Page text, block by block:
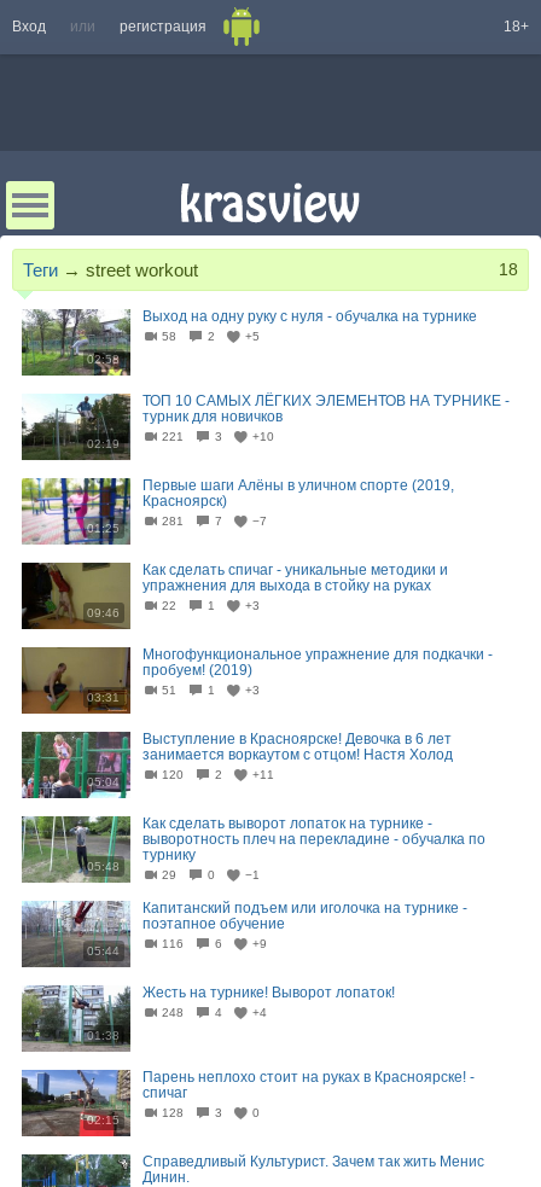
Вход или регистрация 18+
Теги → street workout 18
02:58
Выход на одну руку с нуля - обучалка на турнике
58 2 +5
02:19
ТОП 10 САМЫХ ЛЁГКИХ ЭЛЕМЕНТОВ НА ТУРНИКЕ -
турник для новичков
221 3 +10
01:25
Первые шаги Алёны в уличном спорте (2019,
Красноярск)
281 7 −7
09:46
Как сделать спичаг - уникальные методики и
упражнения для выхода в стойку на руках
22 1 +3
03:31
Многофункциональное упражнение для подкачки -
пробуем! (2019)
51 1 +3
05:04
Выступление в Красноярске! Девочка в 6 лет
занимается воркаутом с отцом! Настя Холод
120 2 +11
05:48
Как сделать выворот лопаток на турнике -
выворотность плеч на перекладине - обучалка по
турнику
29 0 −1
05:44
Капитанский подъем или иголочка на турнике -
поэтапное обучение
116 6 +9
01:38
Жесть на турнике! Выворот лопаток!
248 4 +4
02:15
Парень неплохо стоит на руках в Красноярске! -
спичаг
128 3 0
Справедливый Культурист. Зачем так жить Менис
Динин.